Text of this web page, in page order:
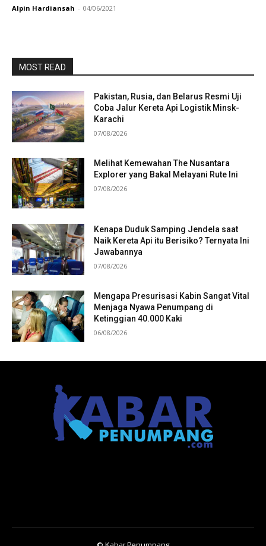
Alpin Hardiansah - 04/06/2021
MOST READ
Pakistan, Rusia, dan Belarus Resmi Uji
Coba Jalur Kereta Api Logistik Minsk-
Karachi
07/08/2026
Melihat Kemewahan The Nusantara
Explorer yang Bakal Melayani Rute Ini
07/08/2026
Kenapa Duduk Samping Jendela saat
Naik Kereta Api itu Berisiko? Ternyata Ini
Jawabannya
07/08/2026
Mengapa Presurisasi Kabin Sangat Vital
Menjaga Nyawa Penumpang di
Ketinggian 40.000 Kaki
06/08/2026